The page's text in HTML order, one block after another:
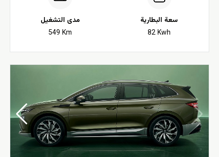
سعة البطارية
82 Kwh
مدى التشغيل
549 Km